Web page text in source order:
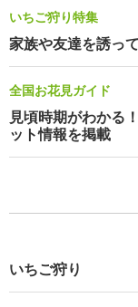
いちご狩り特集
家族や友達を誘っ
全国お花見ガイド
見頃時期がわかる
ット情報を掲載
いちご狩り